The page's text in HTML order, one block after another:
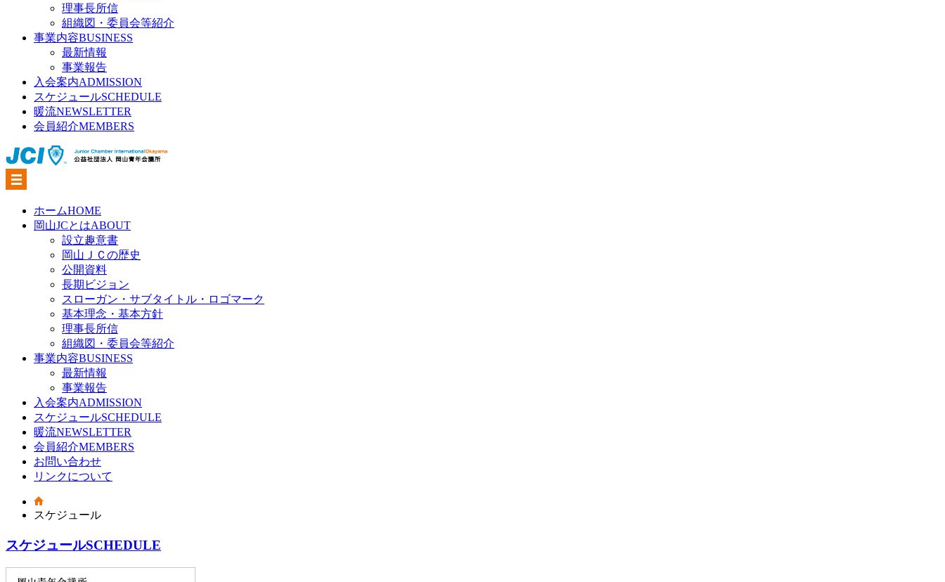
理事長所信
組織図・委員会等紹介
事業内容BUSINESS
最新情報
事業報告
入会案内ADMISSION
スケジュールSCHEDULE
暖流NEWSLETTER
会員紹介MEMBERS
ホームHOME
岡山JCとはABOUT
設立趣意書
岡山ＪＣの歴史
公開資料
長期ビジョン
スローガン・サブタイトル・ロゴマーク
基本理念・基本方針
理事長所信
組織図・委員会等紹介
事業内容BUSINESS
最新情報
事業報告
入会案内ADMISSION
スケジュールSCHEDULE
暖流NEWSLETTER
会員紹介MEMBERS
お問い合わせ
リンクについて
スケジュール
スケジュールSCHEDULE